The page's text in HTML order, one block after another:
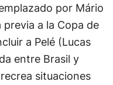
por Mário
a la Copa de
a Pelé (Lucas
entre Brasil y
situaciones